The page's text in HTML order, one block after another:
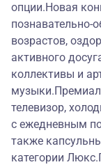
опции.Новая
познавательно-
возрастов,
активного
коллективы и
телевизор,
с ежедневным
также
категории